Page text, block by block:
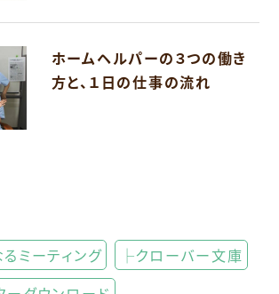
ホームヘルパーの３つの働き
方と、１日の仕事の流れ
ミーティング
├クローバー文庫